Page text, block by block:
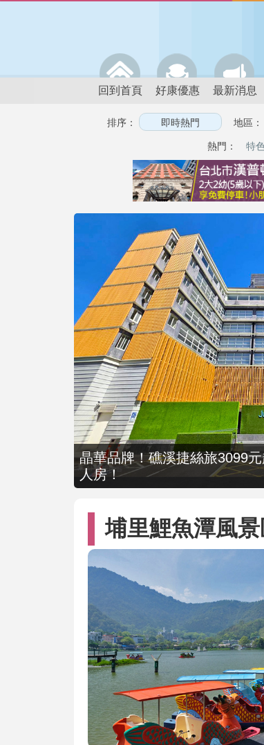
回到首頁 好康優惠 最新消息
排序： 地區：
熱門： 特
晶華品牌！礁溪捷絲旅3099
人房！
埔里鯉魚潭風